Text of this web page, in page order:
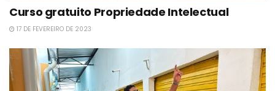
Curso gratuito Propriedade Intelectual
17 DE FEVEREIRO DE 2023